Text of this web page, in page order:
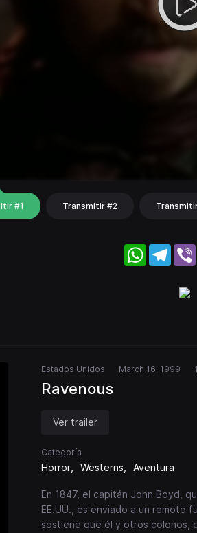
#1 Transmitir #2
Estados Unidos March 16, 1999
Ravenous
Ver trailer
Categoría
Horror Westerns Aventura
En 1847, el capitán John Boyd,
EE.UU., es enviado a un remoto
sostiene que él y otros colonos,